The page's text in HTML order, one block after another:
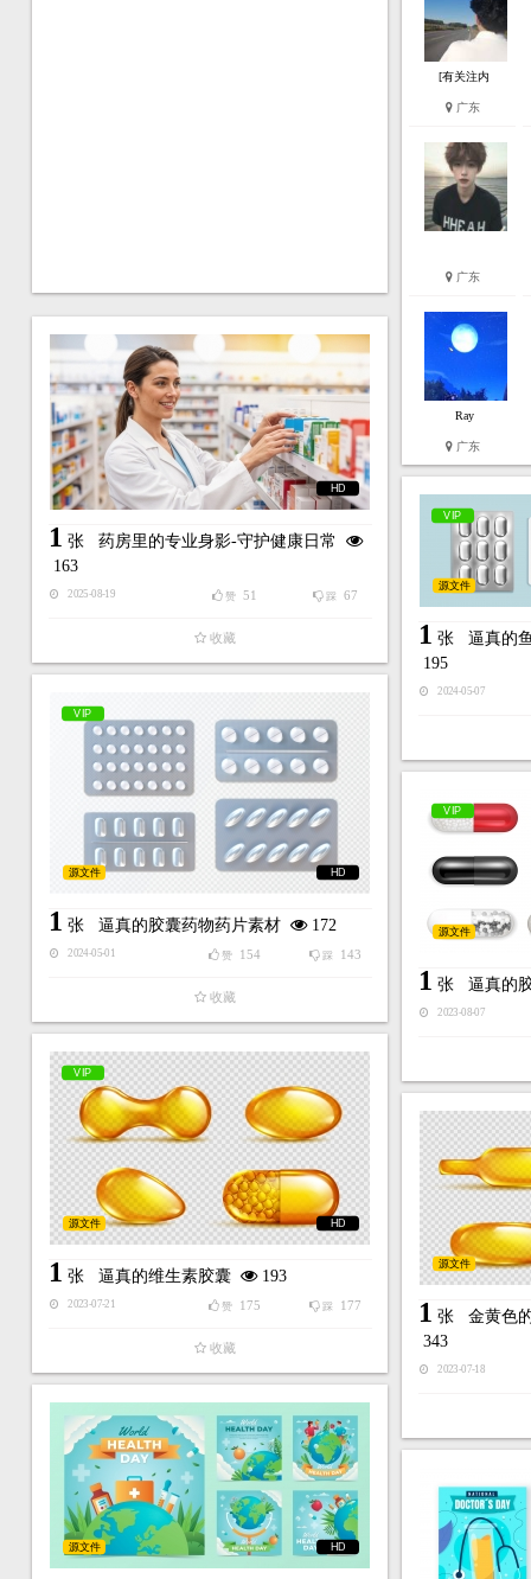
[有关注内
广东
广东
Ray
广东
HD
1 张 药房里的专业身影-守护健康日常
163
2025-08-19 踩 67
赞 51
收藏
VIP
源文件
1 张 逼真的
195
2024-05-07
VIP
HD
源文件
1 张 逼真的胶囊药物药片素材 172
2024-05-01 踩 143
赞 154
收藏
VIP
源文件
1 张 逼真的
2023-08-07
VIP
HD
源文件
1 张 逼真的维生素胶囊 193
2023-07-21 踩 177
赞 175
收藏
源文件
1 张 金黄色
343
2023-07-18
HD
源文件